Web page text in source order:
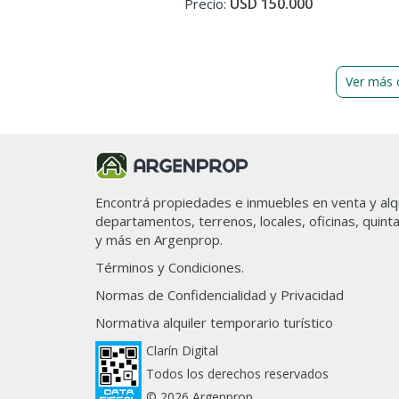
9 Sendero ecuestre
5115).
Corredor inmobiliario:
Mariano Luis Prada, Matrícula 9690
Macarena Rodríguez, Matrícula
En cumplimiento de las leyes
Ley 2340, Ley Nacional 25.028,
de Defensa al Consumidor, las
y Constitucionales, SUMMIT es un
registrado ante el INPI y asociado
inmobiliario Mariano Luis Prada,
Folio 61. Asimismo, todas las
Ver más
Encontrá propiedades e inmuebles en venta y
departamentos, terrenos, locales, oficinas,
y más en Argenprop.
Términos y Condiciones.
Normas de Confidencialidad y Privacidad
Normativa alquiler temporario turístico
Clarín Digital
Todos los derechos reservados